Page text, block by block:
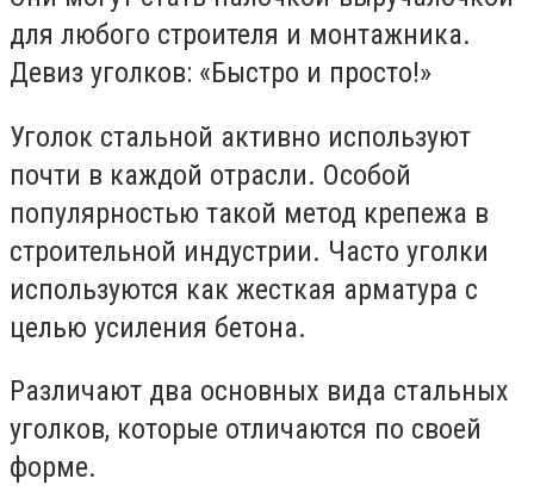
для любого строителя и монтажника.
Девиз уголков: «Быстро и просто!»
Уголок стальной активно используют
почти в каждой отрасли. Особой
популярностью такой метод крепежа в
строительной индустрии. Часто уголки
используются как жесткая арматура с
целью усиления бетона.
Различают два основных вида стальных
уголков, которые отличаются по своей
форме.